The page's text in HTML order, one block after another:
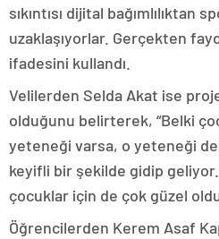
sıkıntısı dijital
uzaklaşıyorlar. Gerçekten
ifadesini kullandı.
Velilerden Selda Akat ise
olduğunu belirterek, “Belki
yeteneği varsa, o yeteneği
keyifli bir şekilde gidip
çocuklar için de çok güzel
Öğrencilerden Kerem Asaf